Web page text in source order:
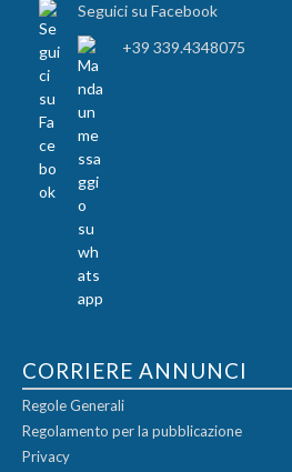
Seguici su Facebook
+39 339.4348075
CORRIERE ANNUNCI
Regole Generali
Regolamento per la pubblicazione
Privacy